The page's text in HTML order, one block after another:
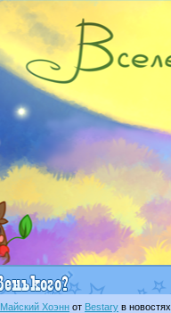
Майский Хоэнн от Bestary в